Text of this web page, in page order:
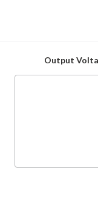
Output